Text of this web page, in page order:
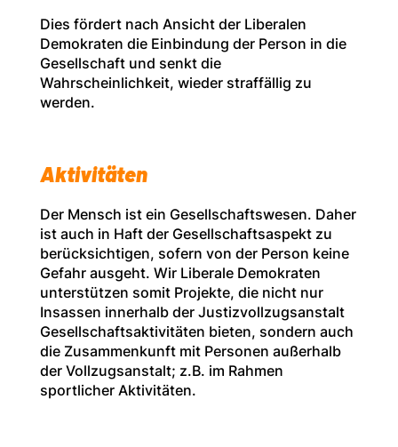
Dies fördert nach Ansicht der Liberalen
Demokraten die Einbindung der Person in die
Gesellschaft und senkt die
Wahrscheinlichkeit, wieder straffällig zu
werden.
Aktivitäten
Der Mensch ist ein Gesellschaftswesen. Daher
ist auch in Haft der Gesellschaftsaspekt zu
berücksichtigen, sofern von der Person keine
Gefahr ausgeht. Wir Liberale Demokraten
unterstützen somit Projekte, die nicht nur
Insassen innerhalb der Justizvollzugsanstalt
Gesellschaftsaktivitäten bieten, sondern auch
die Zusammenkunft mit Personen außerhalb
der Vollzugsanstalt; z.B. im Rahmen
sportlicher Aktivitäten.